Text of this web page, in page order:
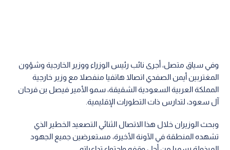
وفي سياق متصل، أجرى نائب رئيس الوزراء ووزير الخارجية وشؤون
المغتربين أيمن الصفدي اتصالا هاتفيا منفصلا مع وزير خارجية
المملكة العربية السعودية الشقيقة، سمو الأمير فيصل بن فرحان
آل سعود، لتدارس ذات التطورات الإقليمية.
وبحث الوزيران خلال هذا الاتصال الثنائي التصعيد الخطير الذي
تشهده المنطقة في الآونة الأخيرة، مستعرضين جميع الجهود